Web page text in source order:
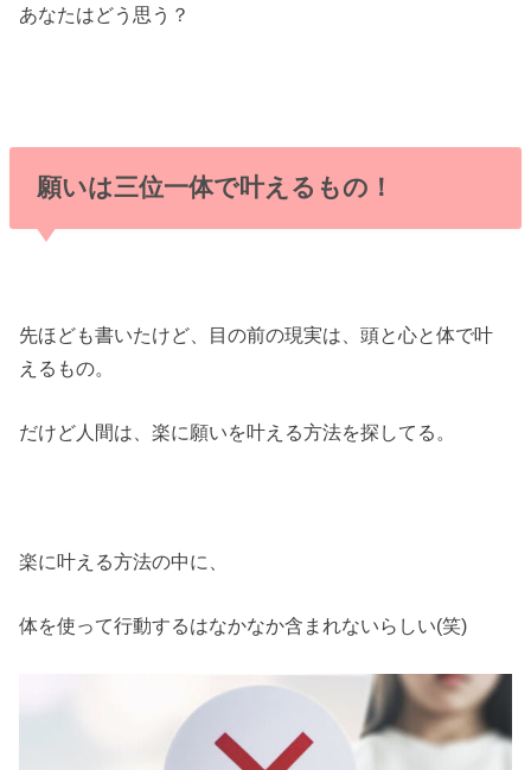
あなたはどう思う？
願いは三位一体で叶えるもの！
先ほども書いたけど、目の前の現実は、頭と心と体で叶
えるもの。
だけど人間は、楽に願いを叶える方法を探してる。
楽に叶える方法の中に、
体を使って行動するはなかなか含まれないらしい(笑)